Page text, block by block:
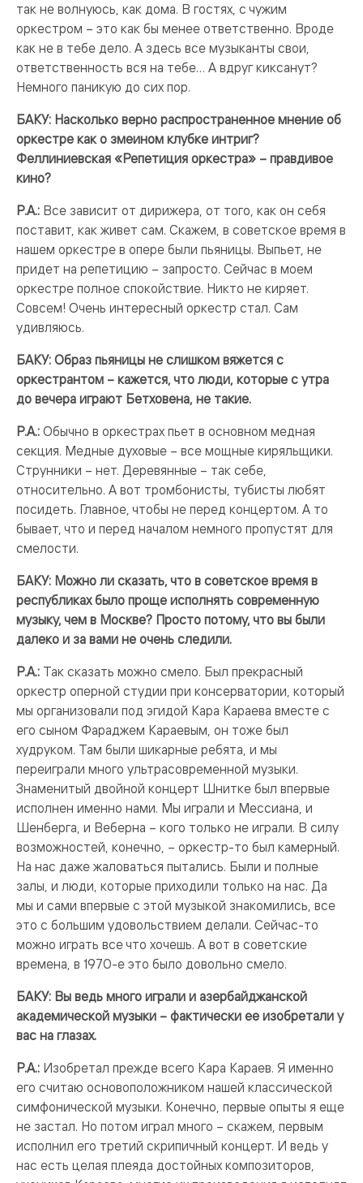
так не волнуюсь, как дома. В гостях, с чужим
оркестром – это как бы менее ответственно. Вроде
как не в тебе дело. А здесь все музыканты свои,
ответственность вся на тебе… А вдруг киксанут?
Немного паникую до сих пор.
БАКУ: Насколько верно распространенное мнение об
оркестре как о змеином клубке интриг?
Феллиниевская «Репетиция оркестра» – правдивое
кино?
Р.А.: Все зависит от дирижера, от того, как он себя
поставит, как живет сам. Скажем, в советское время в
нашем оркестре в опере были пьяницы. Выпьет, не
придет на репетицию – запросто. Сейчас в моем
оркестре полное спокойствие. Никто не киряет.
Совсем! Очень интересный оркестр стал. Сам
удивляюсь.
БАКУ: Образ пьяницы не слишком вяжется с
оркестрантом – кажется, что люди, которые с утра
до вечера играют Бетховена, не такие.
Р.А.: Обычно в оркестрах пьет в основном медная
секция. Медные духовые – все мощные киряльщики.
Струнники – нет. Деревянные – так себе,
относительно. А вот тромбонисты, тубисты любят
посидеть. Главное, чтобы не перед концертом. А то
бывает, что и перед началом немного пропустят для
смелости.
БАКУ: Можно ли сказать, что в советское время в
республиках было проще исполнять современную
музыку, чем в Москве? Просто потому, что вы были
далеко и за вами не очень следили.
Р.А.: Так сказать можно смело. Был прекрасный
оркестр оперной студии при консерватории, который
мы организовали под эгидой Кара Караева вместе с
его сыном Фараджем Караевым, он тоже был
худруком. Там были шикарные ребята, и мы
переиграли много ультрасовременной музыки.
Знаменитый двойной концерт Шнитке был впервые
исполнен именно нами. Мы играли и Мессиана, и
Шенберга, и Веберна – кого только не играли. В силу
возможностей, конечно, – оркестр-то был камерный.
На нас даже жаловаться пытались. Были и полные
залы, и люди, которые приходили только на нас. Да
мы и сами впервые с этой музыкой знакомились, все
это с большим удовольствием делали. Сейчас-то
можно играть все что хочешь. А вот в советские
времена, в 1970-е это было довольно смело.
БАКУ: Вы ведь много играли и азербайджанской
академической музыки – фактически ее изобретали у
вас на глазах.
Р.А.: Изобретал прежде всего Кара Караев. Я именно
его считаю основоположником нашей классической
симфонической музыки. Конечно, первые опыты я еще
не застал. Но потом играл много – скажем, первым
исполнил его третий скрипичный концерт. И ведь у
нас есть целая плеяда достойных композиторов,